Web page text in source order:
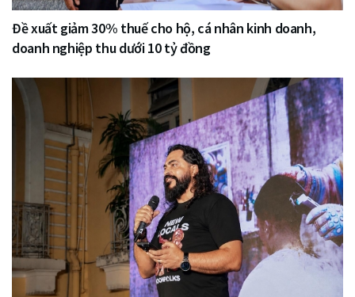
Đề xuất giảm 30% thuế cho hộ, cá nhân kinh doanh,
doanh nghiệp thu dưới 10 tỷ đồng